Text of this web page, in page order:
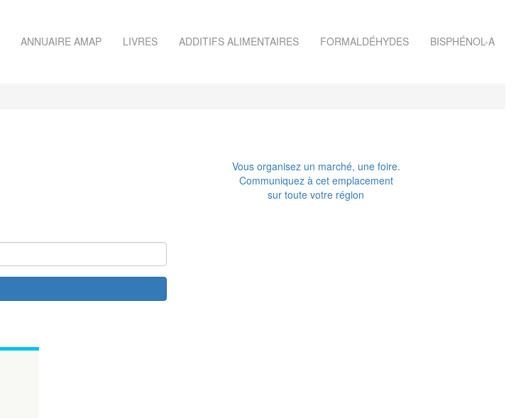
ANNUAIRE AMAP LIVRES ADDITIFS ALIMENTAIRES FORMALDÉHYDES BISPHÉNOL-A
Vous organisez un marché, une foire.
Communiquez à cet emplacement
sur toute votre région